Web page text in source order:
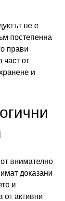
не е
постепенна
прави
част от
и
внимателно
доказани
и
от активни